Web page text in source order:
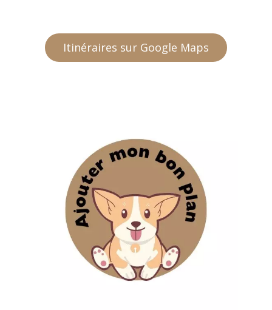
Itinéraires sur Google Maps